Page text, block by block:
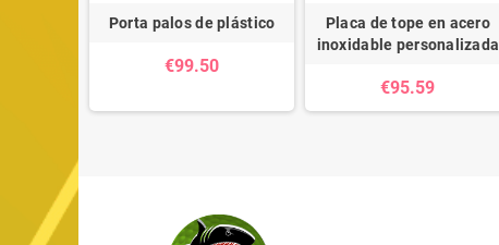
Porta palos de plástico
€99.50
Placa de tope en acero
inoxidable personalizada
€95.59